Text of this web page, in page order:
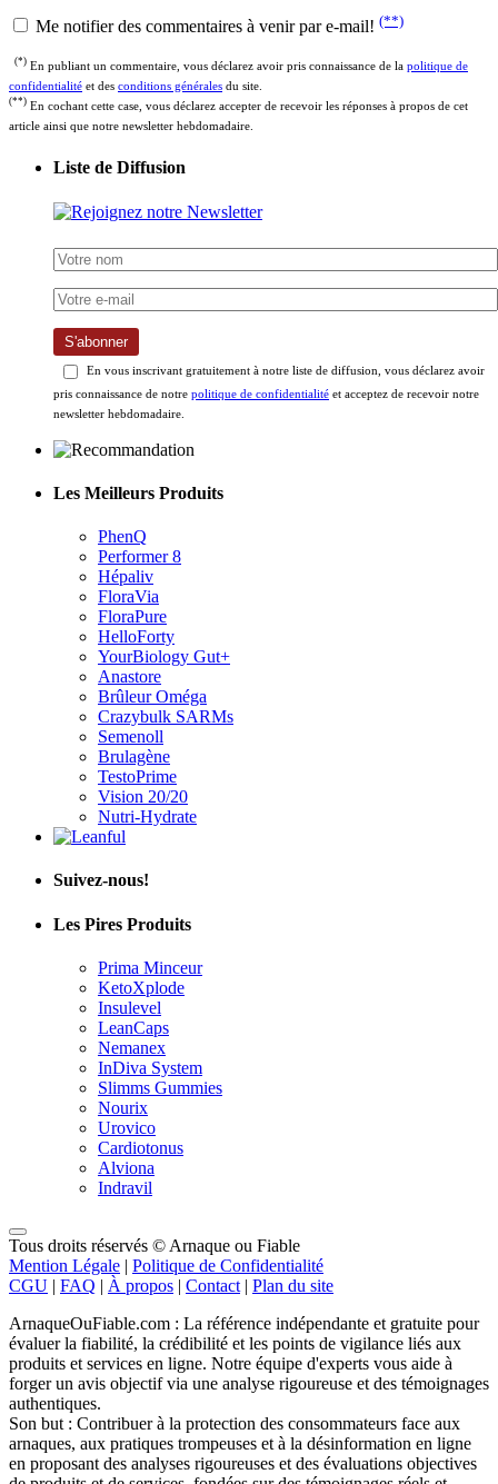
Me notifier des commentaires à venir par e-mail! (**)
(*) En publiant un commentaire, vous déclarez avoir pris connaissance de la politique de
confidentialité et des conditions générales du site.
(**) En cochant cette case, vous déclarez accepter de recevoir les réponses à propos de cet
article ainsi que notre newsletter hebdomadaire.
Liste de Diffusion
S'abonner
En vous inscrivant gratuitement à notre liste de diffusion, vous déclarez avoir
pris connaissance de notre politique de confidentialité et acceptez de recevoir notre
newsletter hebdomadaire.
Les Meilleurs Produits
PhenQ
Performer 8
Hépaliv
FloraVia
FloraPure
HelloForty
YourBiology Gut+
Anastore
Brûleur Oméga
Crazybulk SARMs
Semenoll
Brulagène
TestoPrime
Vision 20/20
Nutri-Hydrate
Suivez-nous!
Les Pires Produits
Prima Minceur
KetoXplode
Insulevel
LeanCaps
Nemanex
InDiva System
Slimms Gummies
Nourix
Urovico
Cardiotonus
Alviona
Indravil
Tous droits réservés © Arnaque ou Fiable
Mention Légale | Politique de Confidentialité
CGU | FAQ | À propos | Contact | Plan du site
ArnaqueOuFiable.com : La référence indépendante et gratuite pour
évaluer la fiabilité, la crédibilité et les points de vigilance liés aux
produits et services en ligne. Notre équipe d'experts vous aide à
forger un avis objectif via une analyse rigoureuse et des témoignages
authentiques.
Son but : Contribuer à la protection des consommateurs face aux
arnaques, aux pratiques trompeuses et à la désinformation en ligne
en proposant des analyses rigoureuses et des évaluations objectives